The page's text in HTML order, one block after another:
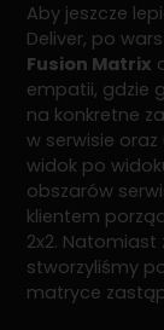
Aby jeszcze
Deliver, po
Fusion Matrix
empatii, gdzie
na konkretne
w serwisie
widok po
obszarów
klientem
2x2.
stworzyliśmy
matryce